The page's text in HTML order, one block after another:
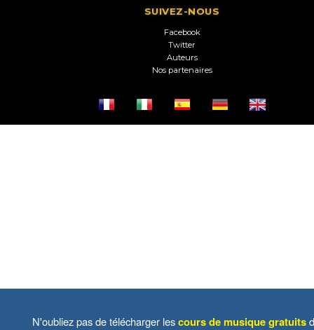
SUIVEZ-NOUS
Facebook
Twitter
Auteurs
Nos partenaires
N'oubliez pas de télécharger lescours de musique gratuits